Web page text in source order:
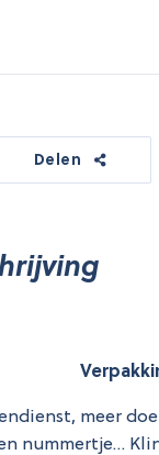
Delen
meer
nummertje…